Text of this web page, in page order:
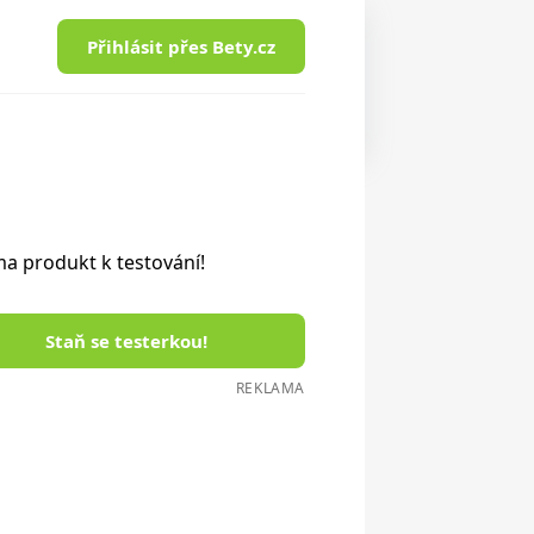
Přihlásit přes Bety.cz
produkt k testování!
Staň se testerkou!
REKLAMA